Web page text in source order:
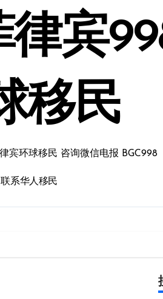
宾
移民
宾环球移民 咨询微信电报 BGC998
联系华人移民